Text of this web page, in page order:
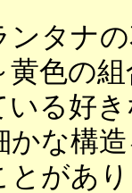
ンタナ
黄色の
る好
な構
とがあ